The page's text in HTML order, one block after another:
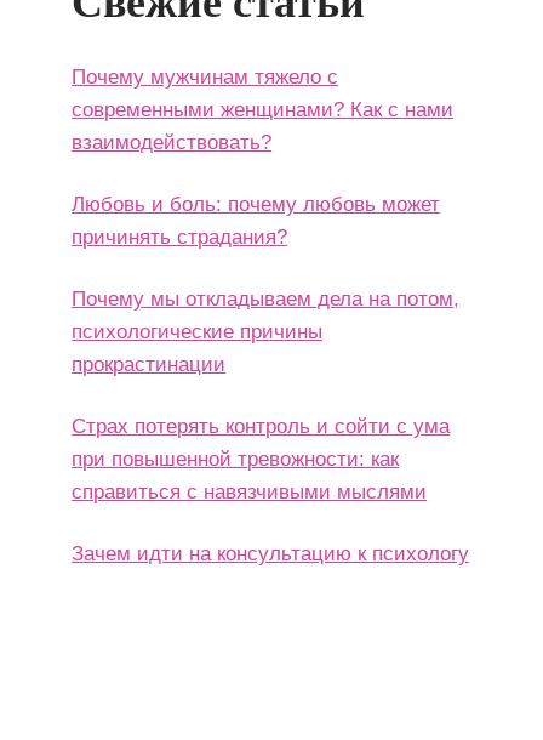
Почему мужчинам тяжело с
современными женщинами? Как с нами
взаимодействовать?
Любовь и боль: почему любовь может
причинять страдания?
Почему мы откладываем дела на потом,
психологические причины
прокрастинации
Страх потерять контроль и сойти с ума
при повышенной тревожности: как
справиться с навязчивыми мыслями
Зачем идти на консультацию к психологу